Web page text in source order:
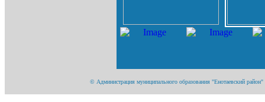
© Администрация муниципального образования "Енотаевский